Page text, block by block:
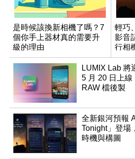
是時候該換新相機了嗎？7
個你手上器材真的需要升
級的理由
輕巧
影音
行相
LUMIX Lab 將
5 月 20 日上
RAW 檔後製
全新銀河預報
Tonight」登場
時機與構圖